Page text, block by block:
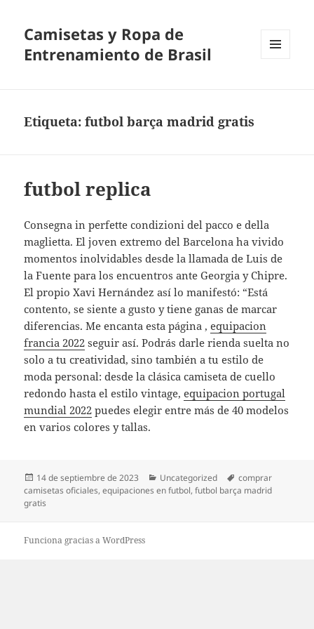
Camisetas y Ropa de
Entrenamiento de Brasil
Etiqueta:futbol barça madrid gratis
futbol replica
Consegna in perfette condizioni del pacco e della
maglietta. El joven extremo del Barcelona ha vivido
momentos inolvidables desde la llamada de Luis de
la Fuente para los encuentros ante Georgia y Chipre.
El propio Xavi Hernández así lo manifestó: “Está
contento, se siente a gusto y tiene ganas de marcar
diferencias. Me encanta esta página ,equipacion
francia 2022 seguir así. Podrás darle rienda suelta no
solo a tu creatividad, sino también a tu estilo de
moda personal: desde la clásica camiseta de cuello
redondo hasta el estilo vintage,equipacion portugal
mundial 2022 puedes elegir entre más de 40 modelos
en varios colores y tallas.
Publicado
el
14 de septiembre de 2023 Categorías
Uncategorized Etiquetas
comprar
camisetas oficiales,equipaciones en futbol,futbol barça madrid
gratis
Funciona gracias a WordPress